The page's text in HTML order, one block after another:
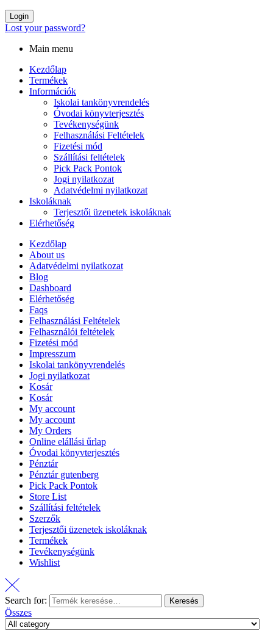
Login
Lost your password?
Main menu
Kezdőlap
Termékek
Információk
Iskolai tankönyvrendelés
Óvodai könyvterjesztés
Tevékenységünk
Felhasználási Feltételek
Fizetési mód
Szállítási feltételek
Pick Pack Pontok
Jogi nyilatkozat
Adatvédelmi nyilatkozat
Iskoláknak
Terjesztői üzenetek iskoláknak
Elérhetőség
Kezdőlap
About us
Adatvédelmi nyilatkozat
Blog
Dashboard
Elérhetőség
Faqs
Felhasználási Feltételek
Felhasználói feltételek
Fizetési mód
Impresszum
Iskolai tankönyvrendelés
Jogi nyilatkozat
Kosár
Kosár
My account
My account
My Orders
Online elállási űrlap
Óvodai könyvterjesztés
Pénztár
Pénztár gutenberg
Pick Pack Pontok
Store List
Szállítási feltételek
Szerzők
Terjesztői üzenetek iskoláknak
Termékek
Tevékenységünk
Wishlist
Search for: Keresés
Összes